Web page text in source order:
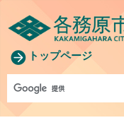
トップページ